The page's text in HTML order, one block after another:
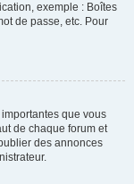
exemple : Boîtes
de passe, etc. Pour
que vous
de chaque forum et
des annonces